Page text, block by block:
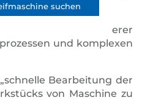
suchen
die Aufgaben mehrerer
und komplexen
Bearbeitung der
von Maschine zu